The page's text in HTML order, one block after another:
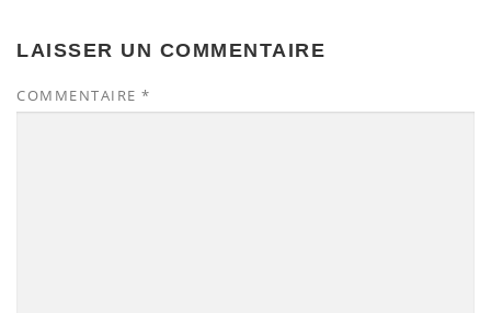
LAISSER UN COMMENTAIRE
COMMENTAIRE *